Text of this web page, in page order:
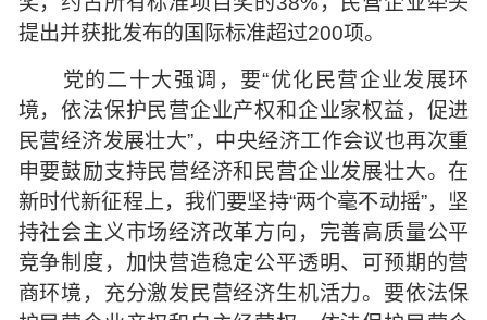
提出并获批发布的国际标准超过200项。
党的二十大强调，要“优化民营企业发展环
境，依法保护民营企业产权和企业家权益，促进
民营经济发展壮大”，中央经济工作会议也再次重
申要鼓励支持民营经济和民营企业发展壮大。在
新时代新征程上，我们要坚持“两个毫不动摇”，坚
持社会主义市场经济改革方向，完善高质量公平
竞争制度，加快营造稳定公平透明、可预期的营
商环境，充分激发民营经济生机活力。要依法保